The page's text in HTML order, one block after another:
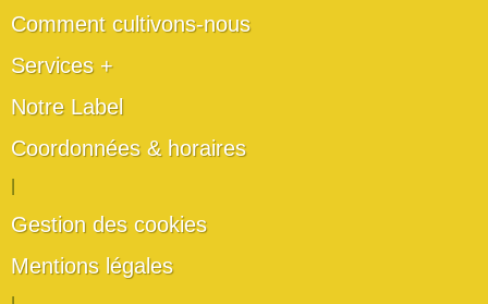
Comment cultivons-nous
Services +
Notre Label
Coordonnées & horaires
Gestion des cookies
Mentions légales